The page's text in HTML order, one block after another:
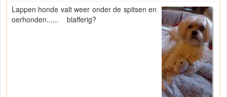
Lappen honde valt weer onder de spitsen en
oerhonden...... blafferig?